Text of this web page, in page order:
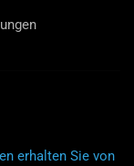
erhalten Sie von